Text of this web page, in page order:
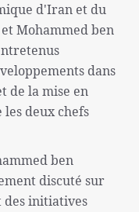
d'Iran et du
Mohammed ben
dans
de la mise en
deux chefs
ben
discuté sur
des initiatives